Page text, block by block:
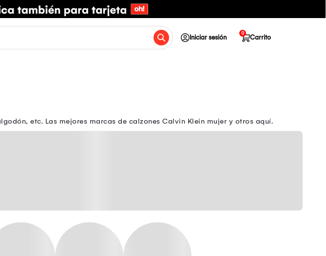
Iniciar sesión Carrito
0
etc. Las mejores marcas de calzones Calvin Klein mujer y otros aquí.